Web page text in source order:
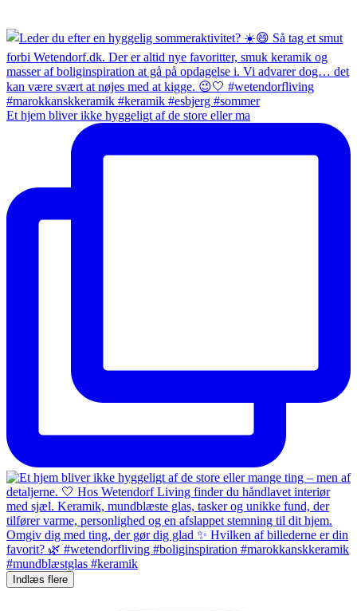
Et hjem bliver ikke hyggeligt af de store eller ma
Indlæs flere